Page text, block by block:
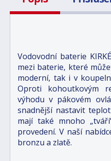
Vodovodní baterie
mezi baterie, které
moderní, tak i v
Oproti kohoutkovým
výhodu v pákovém
snadnější nastavit
mají také mnoho
provedení. V naší
bronzu a zlatě.